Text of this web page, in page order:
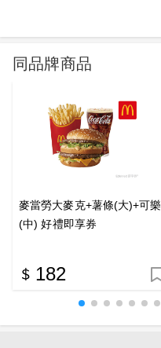
同品牌商品
麥當勞大麥克+薯條(大)+可樂
(中) 好禮即享券
182